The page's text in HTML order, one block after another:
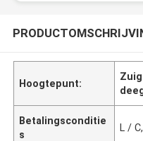
Hoogtepunt:
Betalingsconditie
s
L /